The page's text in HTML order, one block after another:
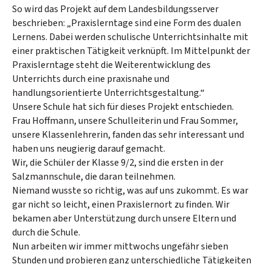
So wird das Projekt auf dem Landesbildungsserver
beschrieben: „Praxislerntage sind eine Form des dualen
Lernens. Dabei werden schulische Unterrichtsinhalte mit
einer praktischen Tätigkeit verknüpft. Im Mittelpunkt der
Praxislerntage steht die Weiterentwicklung des
Unterrichts durch eine praxisnahe und
handlungsorientierte Unterrichtsgestaltung.“
Unsere Schule hat sich für dieses Projekt entschieden.
Frau Hoffmann, unsere Schulleiterin und Frau Sommer,
unsere Klassenlehrerin, fanden das sehr interessant und
haben uns neugierig darauf gemacht.
Wir, die Schüler der Klasse 9/2, sind die ersten in der
Salzmannschule, die daran teilnehmen.
Niemand wusste so richtig, was auf uns zukommt. Es war
gar nicht so leicht, einen Praxislernort zu finden. Wir
bekamen aber Unterstützung durch unsere Eltern und
durch die Schule.
Nun arbeiten wir immer mittwochs ungefähr sieben
Stunden und probieren ganz unterschiedliche Tätigkeiten